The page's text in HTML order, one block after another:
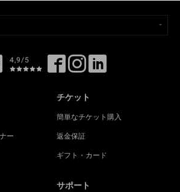
4,9/5
ー
チケット
簡単なチケット購入
返金保証
ギフト・カード
サポート